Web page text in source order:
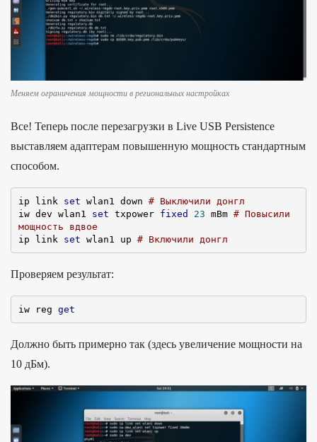
Меняем ограничения мощности в региональных настройках
Все! Теперь после перезагрузки в Live USB Persistence
выставляем адаптерам повышенную мощность стандартным
способом.
ip link set wlan1 down # Выключили донгл
iw dev wlan1 set txpower fixed 23 mBm # Повысили
мощность вдвое
ip link set wlan1 up # Включили донгл
Проверяем результат:
iw reg get
Должно быть примерно так (здесь увеличение мощности на
10 дБм).